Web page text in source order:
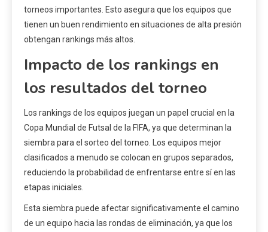
torneos importantes. Esto asegura que los equipos que
tienen un buen rendimiento en situaciones de alta presión
obtengan rankings más altos.
Impacto de los rankings en
los resultados del torneo
Los rankings de los equipos juegan un papel crucial en la
Copa Mundial de Futsal de la FIFA, ya que determinan la
siembra para el sorteo del torneo. Los equipos mejor
clasificados a menudo se colocan en grupos separados,
reduciendo la probabilidad de enfrentarse entre sí en las
etapas iniciales.
Esta siembra puede afectar significativamente el camino
de un equipo hacia las rondas de eliminación, ya que los